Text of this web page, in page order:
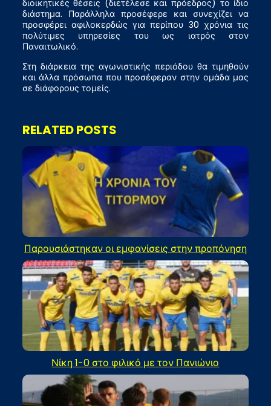
διοικητικές θέσεις (διετέλεσε και πρόεδρος) το ίδιο
διάστημα. Παράλληλα προσέφερε και συνεχίζει να
προσφέρει αφιλοκερδώς για περίπου 30 χρόνια τις
πολύτιμες υπηρεσίες του ως ιατρός στον
Παναιτωλικό.
Στη διάρκεια της αγωνιστικής περιόδου θα τιμηθούν
και άλλα πρόσωπα που προσέφεραν στην ομάδα μας
σε διάφορους τομείς.
RELATED POSTS
Παρουσιάστηκαν οι εμφανίσεις στην προπόνηση
Νίκη 1-0 στο φιλικό με τον Πανιώνιο